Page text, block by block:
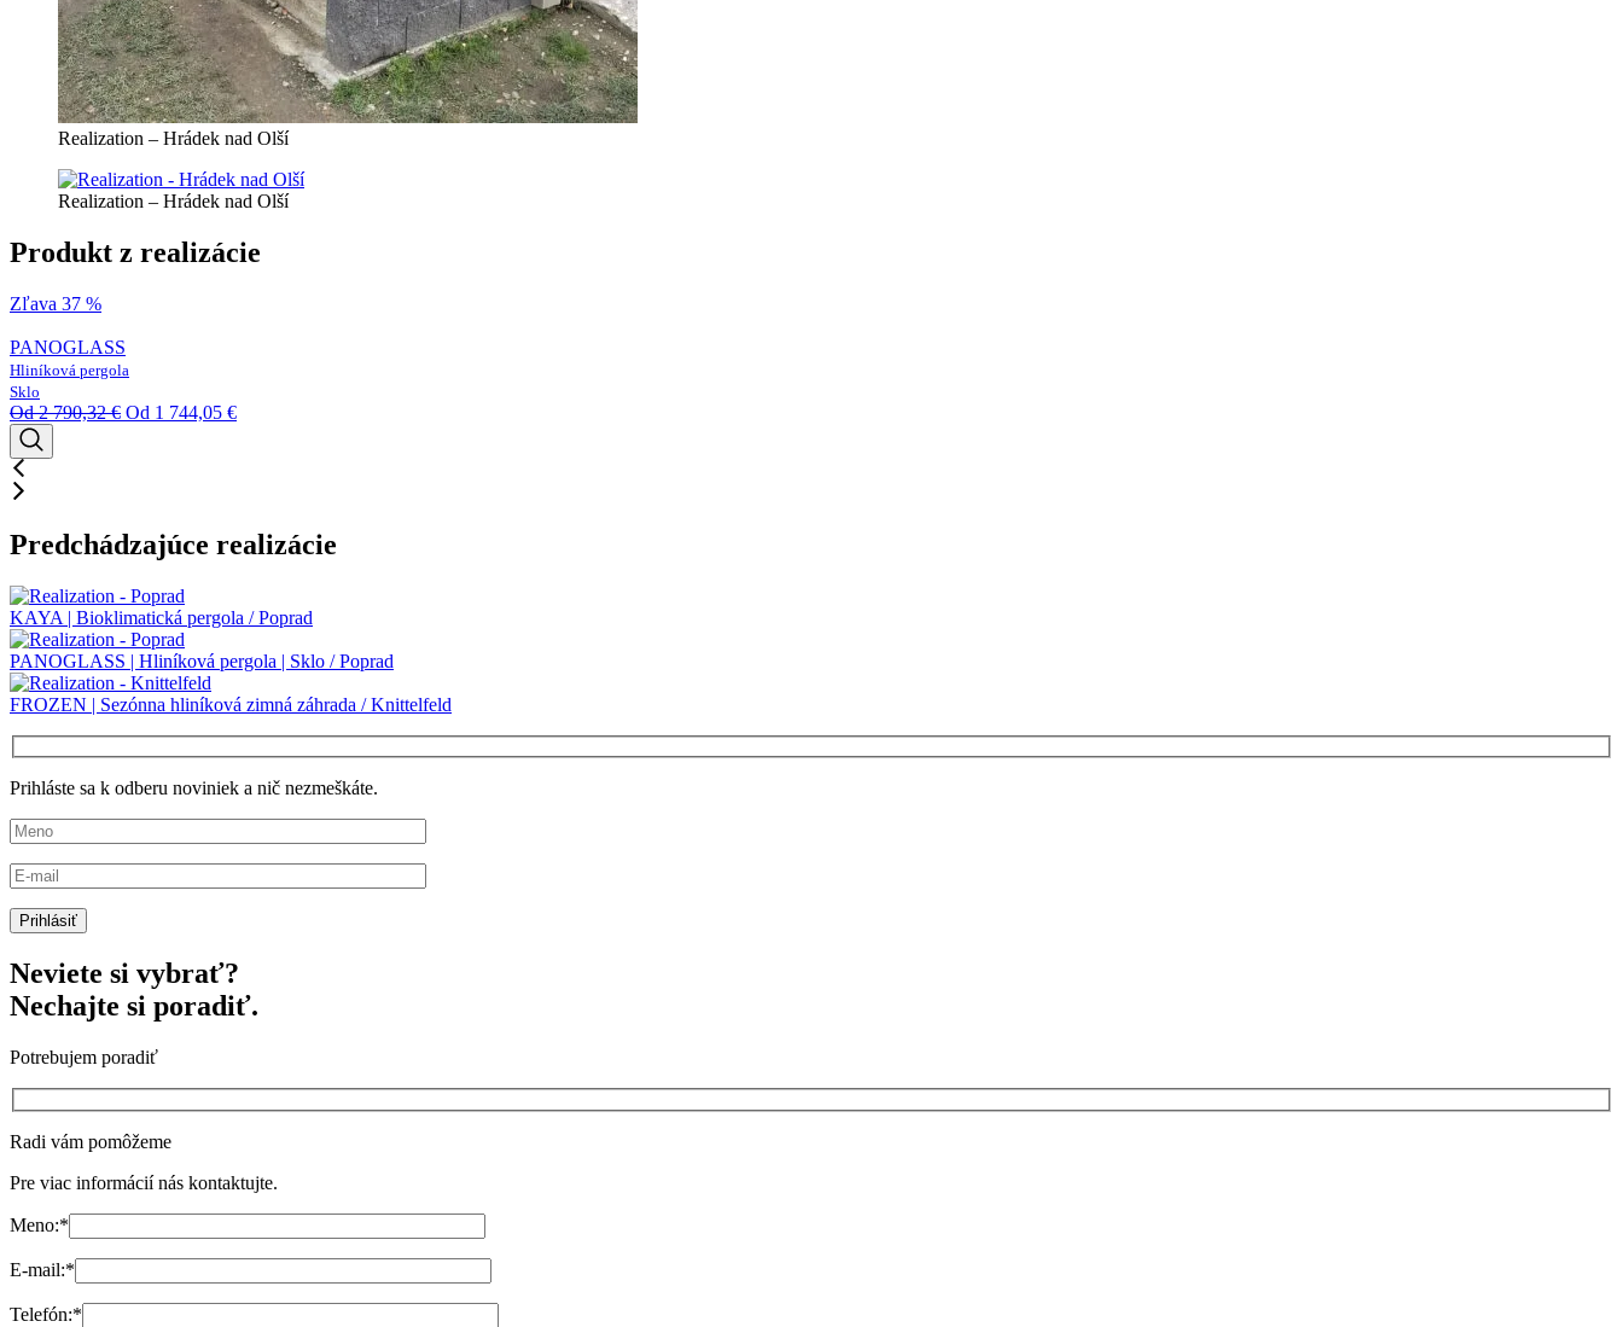
Realization – Hrádek nad Olší
Realization – Hrádek nad Olší
Produkt z realizácie
Zľava 37 %
PANOGLASS
Hliníková pergola
Sklo
Od2 790,32€ Od 1 744,05 €
Predchádzajúce realizácie
KAYA | Bioklimatická pergola / Poprad
PANOGLASS | Hliníková pergola | Sklo / Poprad
FROZEN | Sezónna hliníková zimná záhrada / Knittelfeld
Prihláste sa k odberu noviniek a nič nezmeškáte.
Neviete si vybrať?
Nechajte si poradiť.
Potrebujem poradiť
Radi vám pomôžeme
Pre viac informácií nás kontaktujte.
Meno:*
E-mail:*
Telefón:*